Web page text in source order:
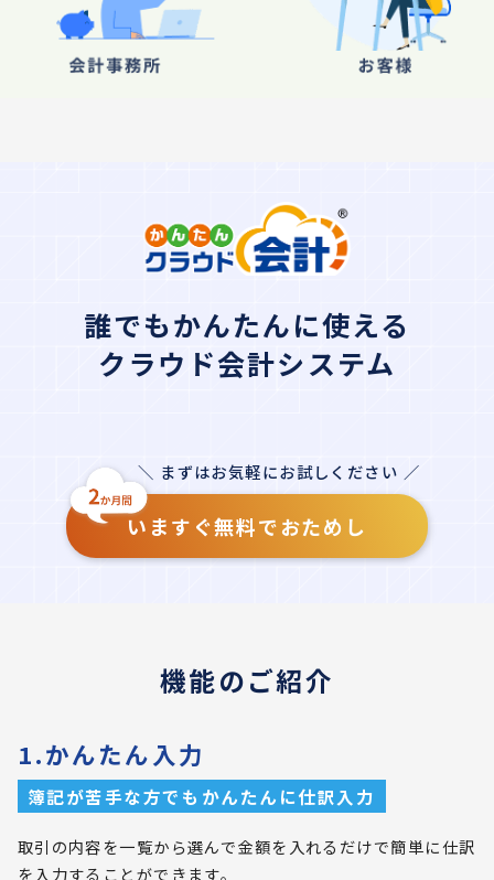
誰でもかんたんに使える
クラウド会計システム
＼ まずはお気軽にお試しください ／
いますぐ無料でおためし
機能のご紹介
1.かんたん入力
簿記が苦手な方でもかんたんに仕訳入力
取引の内容を一覧から選んで金額を入れるだけで簡単に仕訳
を入力することができます。